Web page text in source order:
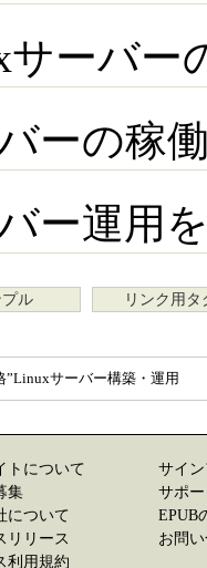
サーバー
ーの稼
ー運用
ル リンク用タ
”Linuxサーバー構築・運用
トについて
集
について
リリース
利用規約
サイ
サポ
EPUB
お問